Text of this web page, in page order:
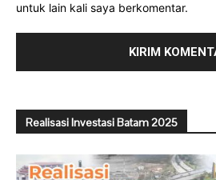
untuk lain kali saya berkomentar.
Realisasi Investasi Batam 2025